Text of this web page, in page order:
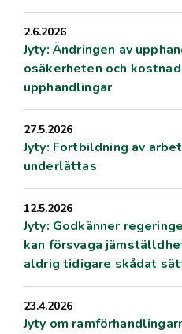
2.6.2026
Jyty: Ändringen av
osäkerheten och
upphandlingar
27.5.2026
Jyty: Fortbildning av
underlättas
12.5.2026
Jyty: Godkänner
kan försvaga
aldrig tidigare skådat
23.4.2026
Jyty om